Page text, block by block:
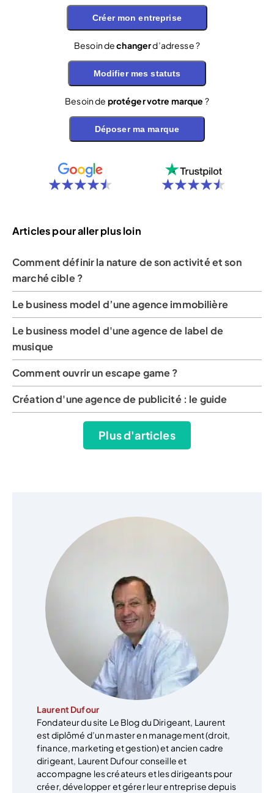
Créer mon entreprise
Besoin dechangerd’adresse ?
Modifier mes statuts
Besoin de protéger votre marque ?
Déposer ma marque
Articles pour aller plus loin
Comment définir la nature de son activité et son
marché cible ?
Le business model d’une agence immobilière
Le business model d'une agence de label de
musique
Comment ouvrir un escape game ?
Création d'une agence de publicité : le guide
Plus d'articles
Laurent Dufour
Fondateur du site Le Blog du Dirigeant, Laurent
est diplômé d’un master en management (droit,
finance, marketing et gestion) et ancien cadre
dirigeant, Laurent Dufour conseille et
accompagne les créateurs et les dirigeants pour
créer, développer et gérer leur entreprise depuis